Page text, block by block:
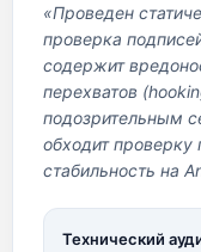
«Проведен
проверка
содержит
перехватов
подозрительным
обходит проверку
стабильность на
Технический